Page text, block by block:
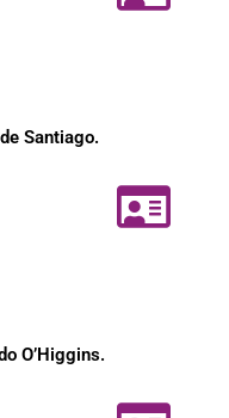
Santiago.
O’Higgins.